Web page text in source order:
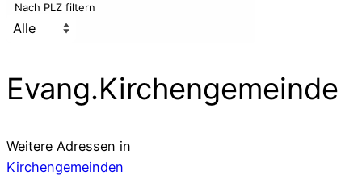
Nach PLZ filtern
Evang.Kirchengemeinde
Weitere Adressen in
Kirchengemeinden